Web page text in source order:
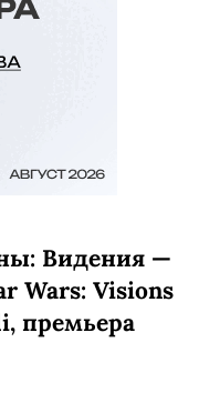
Видения —
Wars: Visions
премьера